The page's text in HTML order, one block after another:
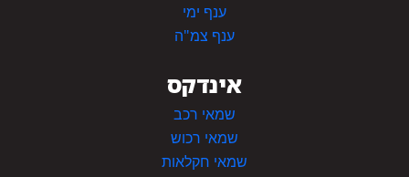
ענף ימי
ענף צמ"ה
אינדקס
שמאי רכב
שמאי רכוש
שמאי חקלאות